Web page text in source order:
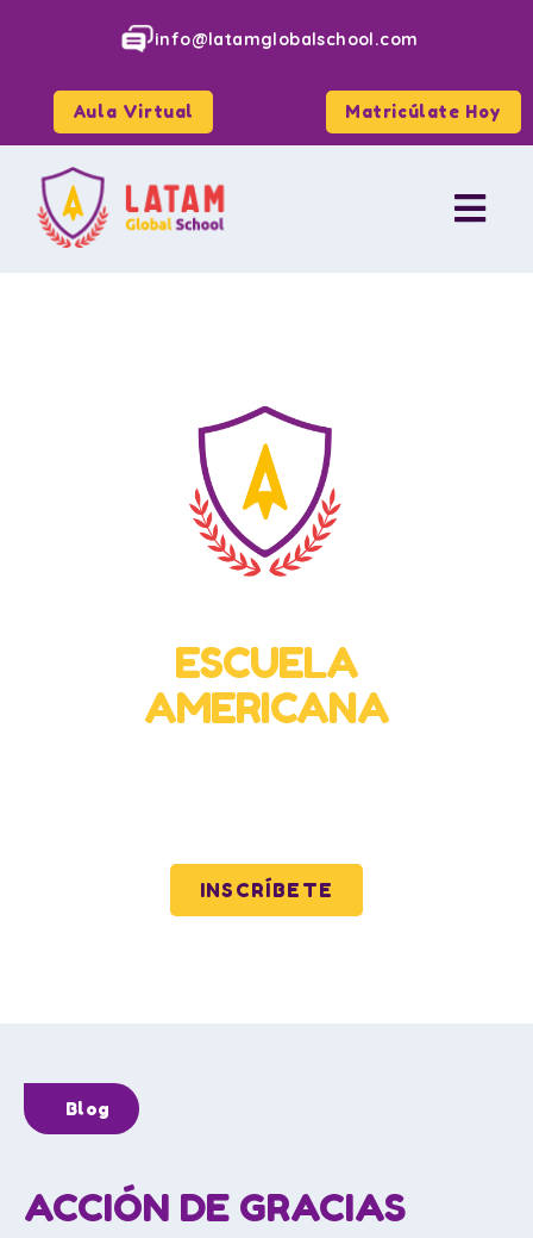
info@latamglobalschool.com
Aula Virtual Matricúlate Hoy
ESCUELA
AMERICANA
INSCRÍBETE
Blog
ACCIÓN DE GRACIAS